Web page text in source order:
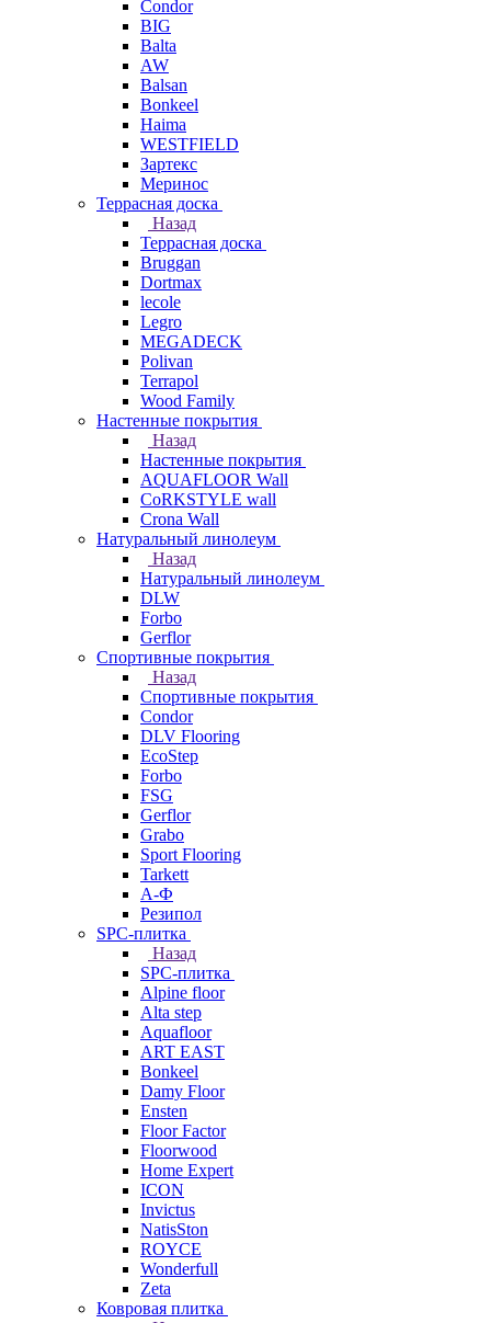
Condor
BIG
Balta
AW
Balsan
Bonkeel
Haima
WESTFIELD
Зартекс
Меринос
Террасная доска
Назад
Террасная доска
Bruggan
Dortmax
lecole
Legro
MEGADECK
Polivan
Terrapol
Wood Family
Настенные покрытия
Назад
Настенные покрытия
AQUAFLOOR Wall
CoRKSTYLE wall
Crona Wall
Натуральный линолеум
Назад
Натуральный линолеум
DLW
Forbo
Gerflor
Спортивные покрытия
Назад
Спортивные покрытия
Condor
DLV Flooring
EcoStep
Forbo
FSG
Gerflor
Grabo
Sport Flooring
Tarkett
А-Ф
Резипол
SPC-плитка
Назад
SPC-плитка
Alpine floor
Alta step
Aquafloor
ART EAST
Bonkeel
Damy Floor
Ensten
Floor Factor
Floorwood
Home Expert
ICON
Invictus
NatisSton
ROYCE
Wonderfull
Zeta
Ковровая плитка